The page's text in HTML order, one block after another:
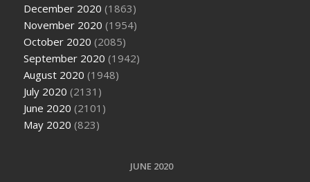
December 2020 (1863)
November 2020 (1954)
October 2020 (2085)
September 2020 (1942)
August 2020 (1948)
July 2020 (2131)
June 2020 (2101)
May 2020 (823)
JUNE 2020